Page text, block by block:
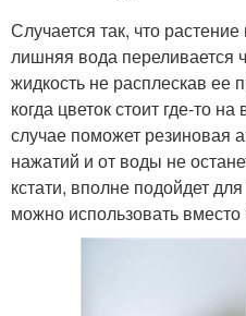
Случается так, что
лишняя вода переливается
жидкость не расплескав ее
когда цветок стоит где-то
случае поможет резиновая
нажатий и от воды не
кстати, вполне подойдет
можно использовать